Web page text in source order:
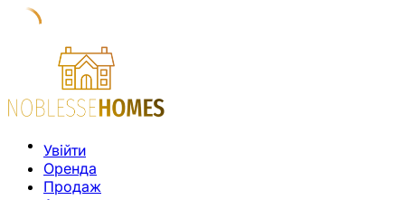
Увійти
Оренда
Продаж